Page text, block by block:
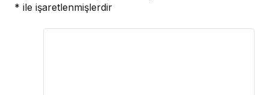
* ile işaretlenmişlerdir